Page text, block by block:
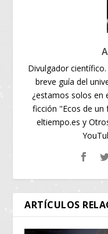
Divulgador
breve guía del
¿estamos solos en
ficción "Ecos de
eltiempo.es y
ARTÍCULOS